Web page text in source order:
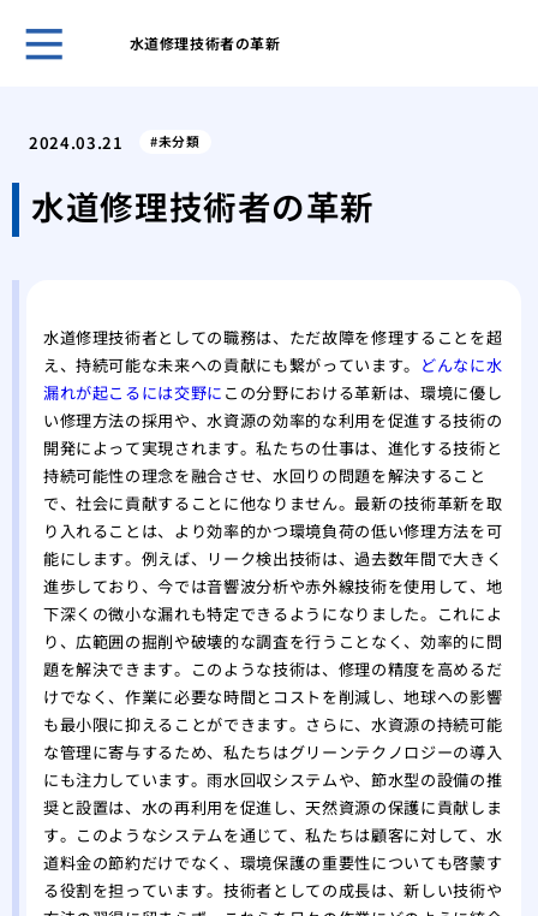
水道修理技術者の革新
築
高
2024.03.21 未分類
水道修理技術者の革新
水道修理技術者としての職務は、ただ故障を修理することを超
え、持続可能な未来への貢献にも繋がっています。 どんなに水
漏れが起こるには交野に この分野における革新は、環境に優し
い修理方法の採用や、水資源の効率的な利用を促進する技術の
開発によって実現されます。私たちの仕事は、進化する技術と
持続可能性の理念を融合させ、水回りの問題を解決すること
で、社会に貢献することに他なりません。最新の技術革新を取
り入れることは、より効率的かつ環境負荷の低い修理方法を可
能にします。例えば、リーク検出技術は、過去数年間で大きく
進歩しており、今では音響波分析や赤外線技術を使用して、地
下深くの微小な漏れも特定できるようになりました。これによ
り、広範囲の掘削や破壊的な調査を行うことなく、効率的に問
題を解決できます。このような技術は、修理の精度を高めるだ
けでなく、作業に必要な時間とコストを削減し、地球への影響
も最小限に抑えることができます。さらに、水資源の持続可能
な管理に寄与するため、私たちはグリーンテクノロジーの導入
にも注力しています。雨水回収システムや、節水型の設備の推
奨と設置は、水の再利用を促進し、天然資源の保護に貢献しま
す。このようなシステムを通じて、私たちは顧客に対して、水
道料金の節約だけでなく、環境保護の重要性についても啓蒙す
る役割を担っています。技術者としての成長は、新しい技術や